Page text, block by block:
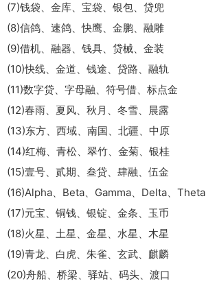
(7)钱袋、金库、宝袋、银包、贷兜
(8)信鸽、速鸽、快鹰、金鹏、融雕
(9)借机、融器、钱具、贷械、金装
(10)快线、金道、钱途、贷路、融轨
(11)数字贷、字母融、符号借、标点金
(12)春雨、夏风、秋月、冬雪、晨露
(13)东方、西域、南国、北疆、中原
(14)红梅、青松、翠竹、金菊、银桂
(15)壹号、贰期、叁贷、肆融、伍金
(16)Alpha、Beta、Gamma、Delta、Theta
(17)元宝、铜钱、银锭、金条、玉币
(18)火星、土星、金星、水星、木星
(19)青龙、白虎、朱雀、玄武、麒麟
(20)舟船、桥梁、驿站、码头、渡口